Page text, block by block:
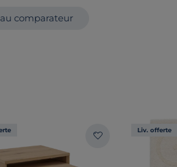
comparateur
Liv. offerte